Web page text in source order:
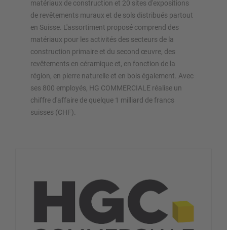
matériaux de construction et 20 sites d'expositions
de revêtements muraux et de sols distribués partout
en Suisse. L'assortiment proposé comprend des
matériaux pour les activités des secteurs de la
construction primaire et du second œuvre, des
revêtements en céramique et, en fonction de la
région, en pierre naturelle et en bois également. Avec
ses 800 employés, HG COMMERCIALE réalise un
chiffre d'affaire de quelque 1 milliard de francs
suisses (CHF).